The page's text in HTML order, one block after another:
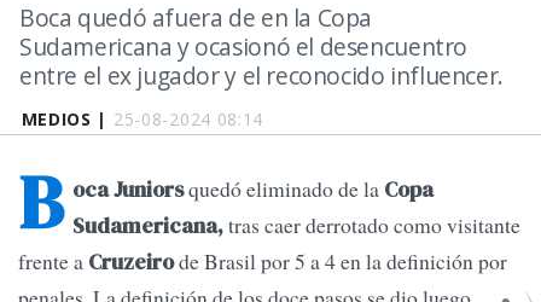
MEDIOS | 25-08-2024 08:14
Boca quedó afuera de en la Copa
Sudamericana y ocasionó el desencuentro
entre el ex jugador y el reconocido influencer.
B oca Juniorsquedó eliminado de la Copa
Sudamericana,tras caer derrotado como visitante
frente a Cruzeirode Brasil por 5 a 4 en la definición por